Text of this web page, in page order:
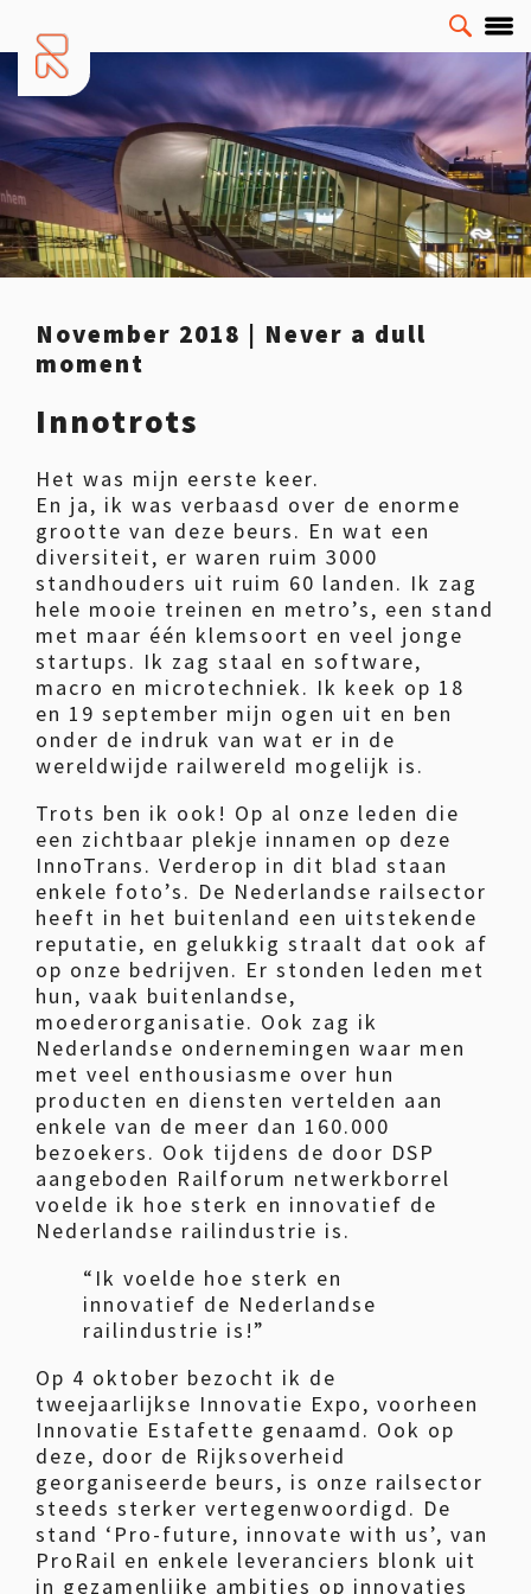
November 2018 | Never a dull
moment
Innotrots
Het was mijn eerste keer.
En ja, ik was verbaasd over de enorme
grootte van deze beurs. En wat een
diversiteit, er waren ruim 3000
standhouders uit ruim 60 landen. Ik zag
hele mooie treinen en metro’s, een stand
met maar één klemsoort en veel jonge
startups. Ik zag staal en software,
macro en microtechniek. Ik keek op 18
en 19 september mijn ogen uit en ben
onder de indruk van wat er in de
wereldwijde railwereld mogelijk is.
Trots ben ik ook! Op al onze leden die
een zichtbaar plekje innamen op deze
InnoTrans. Verderop in dit blad staan
enkele foto’s. De Nederlandse railsector
heeft in het buitenland een uitstekende
reputatie, en gelukkig straalt dat ook af
op onze bedrijven. Er stonden leden met
hun, vaak buitenlandse,
moederorganisatie. Ook zag ik
Nederlandse ondernemingen waar men
met veel enthousiasme over hun
producten en diensten vertelden aan
enkele van de meer dan 160.000
bezoekers. Ook tijdens de door DSP
aangeboden Railforum netwerkborrel
voelde ik hoe sterk en innovatief de
Nederlandse railindustrie is.
“Ik voelde hoe sterk en
innovatief de Nederlandse
railindustrie is!”
Op 4 oktober bezocht ik de
tweejaarlijkse Innovatie Expo, voorheen
Innovatie Estafette genaamd. Ook op
deze, door de Rijksoverheid
georganiseerde beurs, is onze railsector
steeds sterker vertegenwoordigd. De
stand ‘Pro-future, innovate with us’, van
ProRail en enkele leveranciers blonk uit
in gezamenlijke ambities op innovaties